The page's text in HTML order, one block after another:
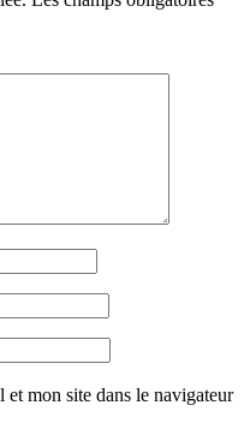
mon site dans le navigateur